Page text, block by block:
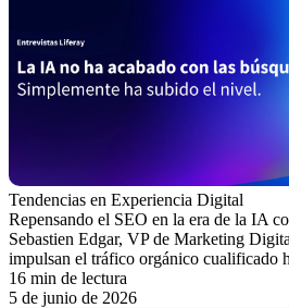
Tendencias en Experiencia Digital
Repensando el SEO en la era de la IA
Sebastien Edgar, VP de Marketing
impulsan el tráfico orgánico cualificado
16 min de lectura
5 de junio de 2026